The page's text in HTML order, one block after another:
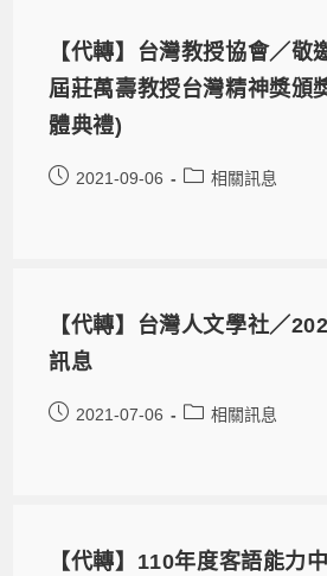
【代轉】台灣教授協會／敬
屆莊萬壽教授台灣精神獎頒
體典禮)
2021-09-06 相關訊息
【代轉】台灣人文學社／
訊息
2021-07-06 相關訊息
【代轉】110年度客語能力